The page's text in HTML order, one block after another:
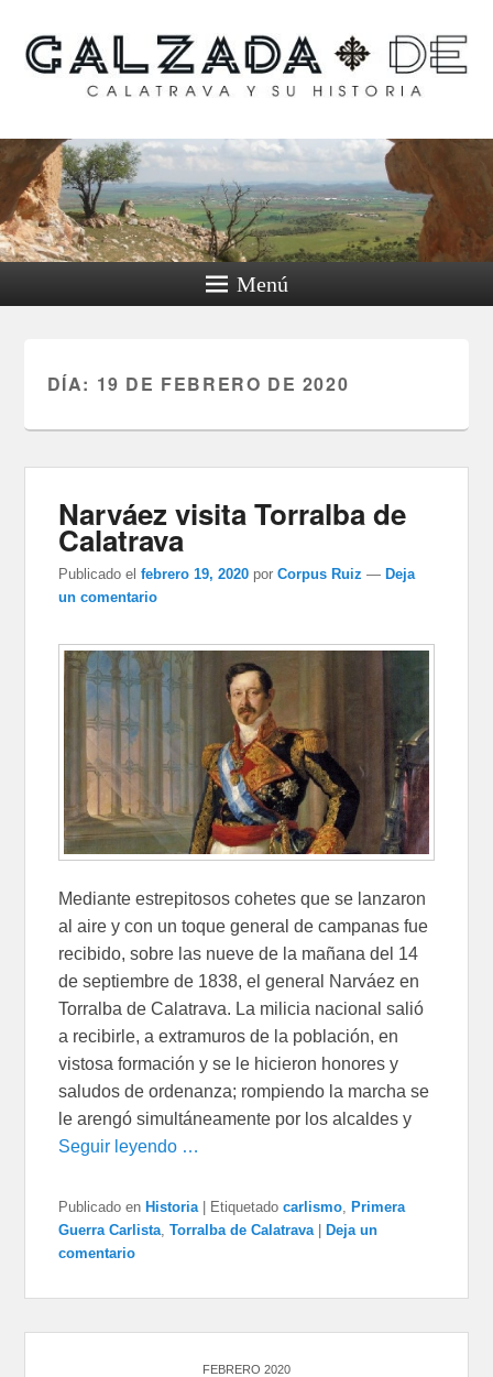
Calzada de Calatrava y
su historia
Menú
DÍA: 19 DE FEBRERO DE 2020
Narváez visita Torralba de
Calatrava
Publicado el febrero 19, 2020 porCorpus Ruiz — Deja
un comentario
Mediante estrepitosos cohetes que se lanzaron
al aire y con un toque general de campanas fue
recibido, sobre las nueve de la mañana del 14
de septiembre de 1838, el general Narváez en
Torralba de Calatrava. La milicia nacional salió
a recibirle, a extramuros de la población, en
vistosa formación y se le hicieron honores y
saludos de ordenanza; rompiendo la marcha se
le arengó simultáneamente por los alcaldes y
Seguir leyendo …
Publicado en Historia | Etiquetado carlismo ,Primera
Guerra Carlista ,Torralba de Calatrava |Deja un
comentario
FEBRERO 2020